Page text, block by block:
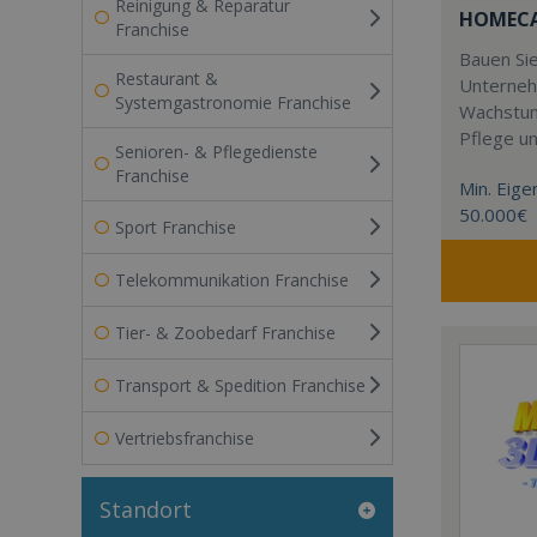
Reinigung & Reparatur
Franchise
Restaurant &
Systemgastronomie Franchise
Senioren- & Pflegedienste
Franchise
Sport Franchise
Telekommunikation Franchise
Tier- & Zoobedarf Franchise
Transport & Spedition Franchise
Vertriebsfranchise
Standort
Bauen
Pflege
Min.
50.000€